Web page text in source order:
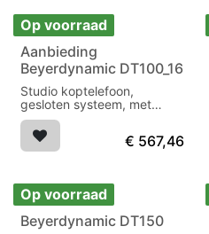
Op voorraad
Aanbieding
Aanbieding
Beyerdynamic DT100_16
Studio koptelefoon,
gesloten systeem, met
kabel K 100.07
€ 567,46
Op voorraad
Beyerdynamic DT150